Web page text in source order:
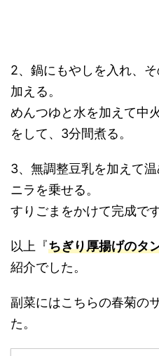
2、鍋にもやしを入れ、
加える。
めんつゆと水を加えて中
をして、3分間煮る。
3、無調整豆乳を加えて
ニラを乗せる。
すりごまをかけて完成です
以上『ちぎり厚揚げのタ
紹介でした。
副菜にはこちらの春菊の
た。